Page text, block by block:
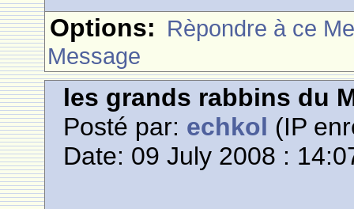
Options: Rèpondre à ce
Message
les grands rabbins du
Posté par: echkol (IP
Date: 09 July 2008 :